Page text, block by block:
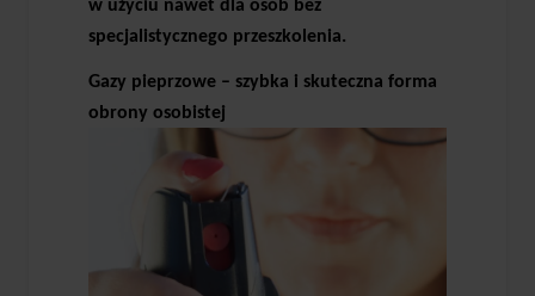
w użyciu nawet dla osób bez
specjalistycznego przeszkolenia.
Gazy pieprzowe – szybka i skuteczna forma
obrony osobistej